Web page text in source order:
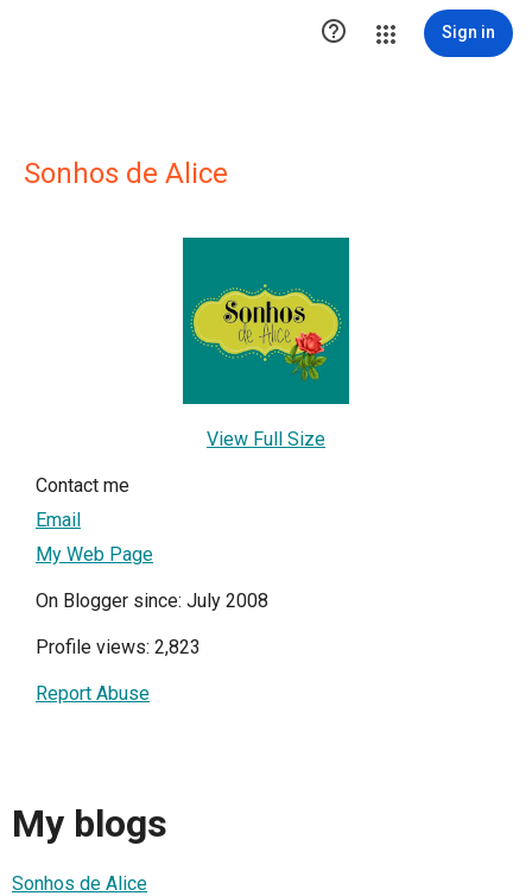
 Sign in
Sonhos de Alice
View Full Size
Contact me
Email
My Web Page
On Blogger since: July 2008
Profile views: 2,823
Report Abuse
My blogs
Sonhos de Alice